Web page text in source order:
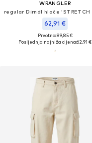
WRANGLER
62,91 €
Prvotno: 89,85 €
Posljednja najniža cijena:62,91 €